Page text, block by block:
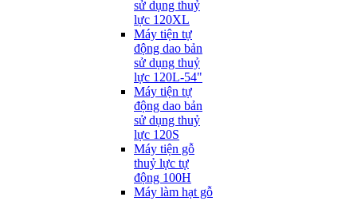
sử dụng thuỷ
lực 120XL
Máy tiện tự
động dao bản
sử dụng thuỷ
lực 120L-54"
Máy tiện tự
động dao bản
sử dụng thuỷ
lực 120S
Máy tiện gỗ
thuỷ lực tự
động 100H
Máy làm hạt gỗ